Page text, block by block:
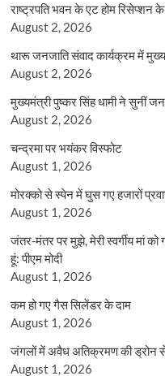
राष्ट्रपति भवन के एट होम रिसेप्शन के
August 2, 2026
थारू जनजाति संवाद कार्यक्रम में
August 2, 2026
मुख्यमंत्री पुष्कर सिंह धामी ने सुनीं
August 2, 2026
चन्द्रमा पर भयंकर विस्फोट
August 1, 2026
मोरक्को से स्पेन में घुस गए हजारों
August 1, 2026
जंतर-मंतर पर मुझे, मेरी स्वर्गीय मां को
हूं: पीएम मोदी
August 1, 2026
कम हो गए गैस सिलेंडर के दाम
August 1, 2026
जंगलों में अवैध अतिक्रमण की ड्रोन से
August 1, 2026